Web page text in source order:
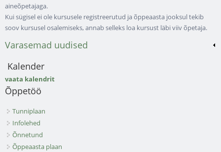
aineõpetajaga.
Kui sügisel ei ole kursusele registreerutud ja õppeaasta jooksul tekib
soov kursusel osalemiseks, annab selleks loa kursust läbi viiv õpetaja.
Varasemad uudised
Kalender
vaata kalendrit
Õppetöö
Tunniplaan
Infolehed
Õnnetund
Õppeaasta plaan